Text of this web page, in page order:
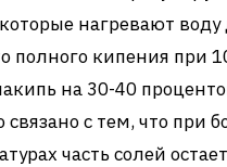
нагревают воду
полного кипения при
на 30-40
с тем, что при
часть солей